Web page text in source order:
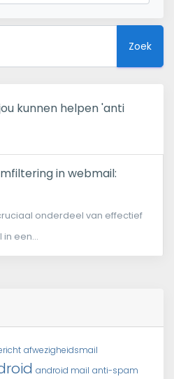
Zoek
kunnen helpen 'anti
in webmail:
onderdeel van effectief
een...
afwezigheidsmail
android mail anti-spam